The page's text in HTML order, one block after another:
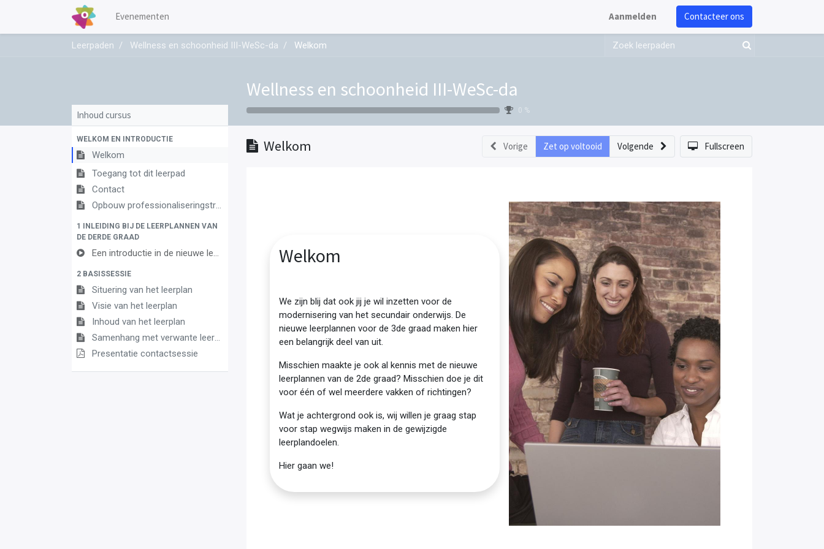
Evenementen Aanmelden Contacteer ons
Leerpaden Wellness en schoonheid III-WeSc-da Welkom
Wellness en schoonheid III-WeSc-da
0 %
Inhoud cursus
WELKOM EN INTRODUCTIE
Welkom
Toegang tot dit leerpad
Contact
Opbouw professionaliseringstraject
1 INLEIDING BIJ DE LEERPLANNEN VAN
DE DERDE GRAAD
Een introductie in de nieuwe leerplannen van de derde graad
2 BASISSESSIE
Situering van het leerplan
Visie van het leerplan
Inhoud van het leerplan
Samenhang met verwante leerplannen
Presentatie contactsessie
Welkom Vorige Zet op voltooid Volgende Fullscreen
Welkom
We zijn blij dat ook jij je wil inzetten voor de
modernisering van het secundair onderwijs. De
nieuwe leerplannen voor de 3de graad maken hier
een belangrijk deel van uit.
Misschien maakte je ook al kennis met de nieuwe
leerplannen van de 2de graad? Misschien doe je dit
voor één of wel meerdere vakken of richtingen?
Wat je achtergrond ook is, wij willen je graag stap
voor stap wegwijs maken in de gewijzigde
leerplandoelen.
Hier gaan we!